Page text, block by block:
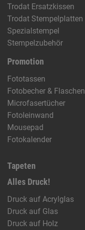
Trodat Ersatzkissen
Trodat Stempelplatten
Spezialstempel
Stempelzubehör
Promotion
Fototassen
Fotobecher & Flaschen
Microfasertücher
Fotoleinwand
Mousepad
Fotokalender
Tapeten
Alles Druck!
Druck auf Acrylglas
Druck auf Glas
Druck auf Holz